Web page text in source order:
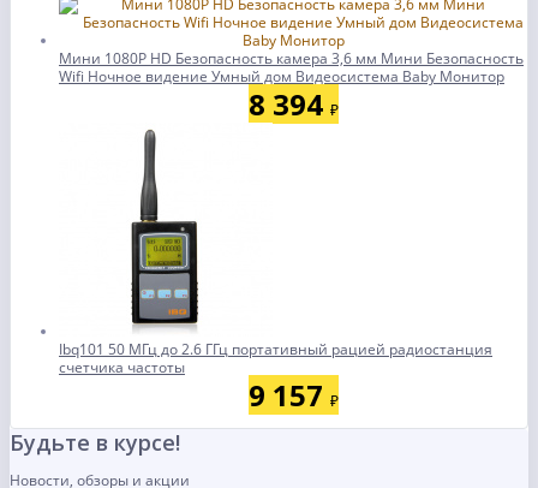
Мини 1080P HD Безопасность камера 3,6 мм Мини Безопасность
Wifi Ночное видение Умный дом Видеосистема Baby Монитор
8 394 ₽
Ibq101 50 МГц до 2.6 ГГц портативный рацией радиостанция
счетчика частоты
9 157 ₽
Будьте в курсе!
Новости, обзоры и акции